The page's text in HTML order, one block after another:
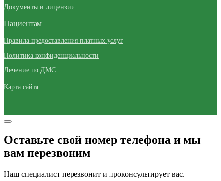
Документы и лицензии
Пациентам
Правила предоставления платных услуг
Политика конфиденциальности
Лечение по ДМС
Карта сайта
Оставьте свой номер телефона и мы
вам перезвоним
Наш специалист перезвонит и проконсультирует вас.